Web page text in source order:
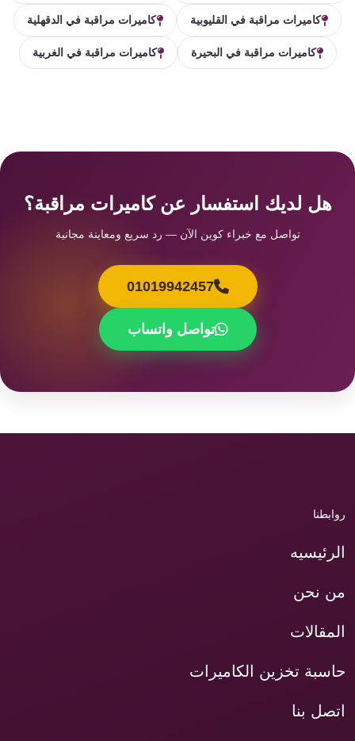
كاميرات مراقبة في القليوبية كاميرات مراقبة في الدقهلية
كاميرات مراقبة في البحيرة كاميرات مراقبة في الغربية
هل لديك استفسار عن كاميرات مراقبة؟
تواصل مع خبراء كوين الآن — رد سريع ومعاينة مجانية
01019942457
تواصل واتساب
روابطنا
الرئيسيه
من نحن
المقالات
حاسبة تخزين الكاميرات
اتصل بنا